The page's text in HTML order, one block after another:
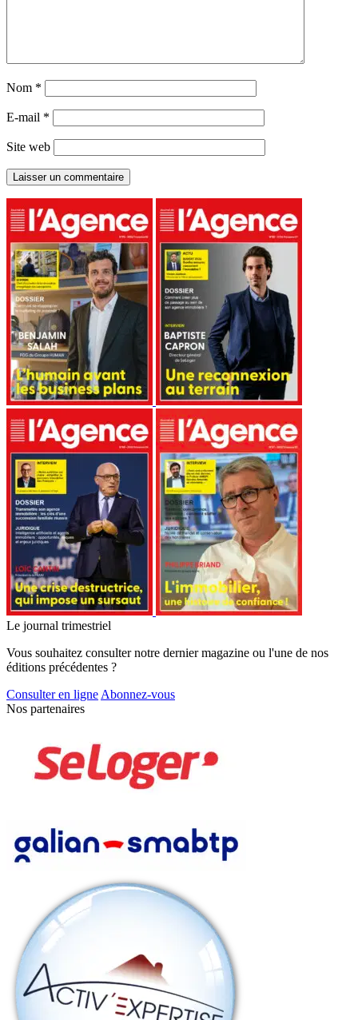
Nom *
E-mail *
Site web
Le journal trimestriel
Vous souhaitez consulter notre dernier magazine ou l'une de nos
éditions précédentes ?
Consulter en ligne Abonnez-vous
Nos partenaires